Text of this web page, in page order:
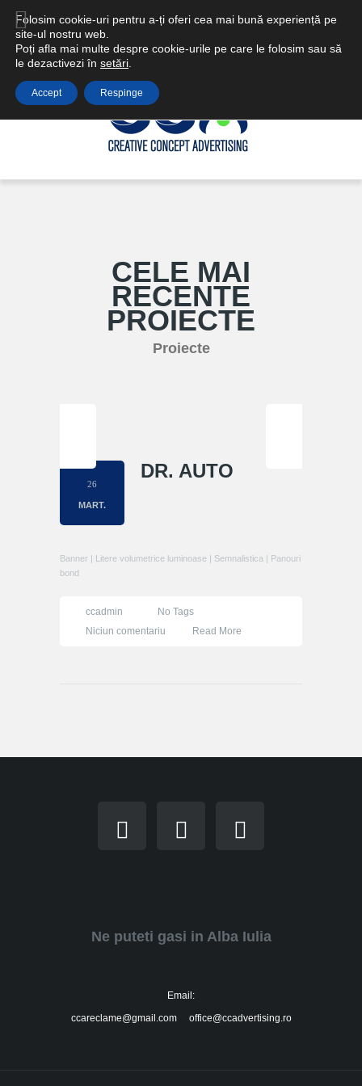
Email: ccareclame@gmail.com | office@ccadvertising.ro
CELE MAI
RECENTE
PROIECTE
Proiecte
26
MART.
DR. AUTO
Banner | Litere volumetrice luminoase | Semnalistica | Panouri
bond
ccadmin
No Tags
Niciun comentariu
Read More
Ne puteti gasi in Alba Iulia
Email:
ccareclame@gmail.com office@ccadvertising.ro
Folosim cookie-uri pentru a-ți oferi cea mai bună experiență pe
site-ul nostru web.
Poți afla mai multe despre cookie-urile pe care le folosim sau să
le dezactivezi în setări
Accept Respinge